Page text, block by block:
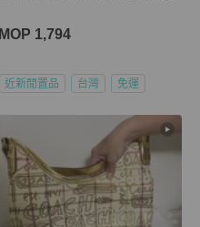
MOP 1,794
近新閒置品 台灣 免運